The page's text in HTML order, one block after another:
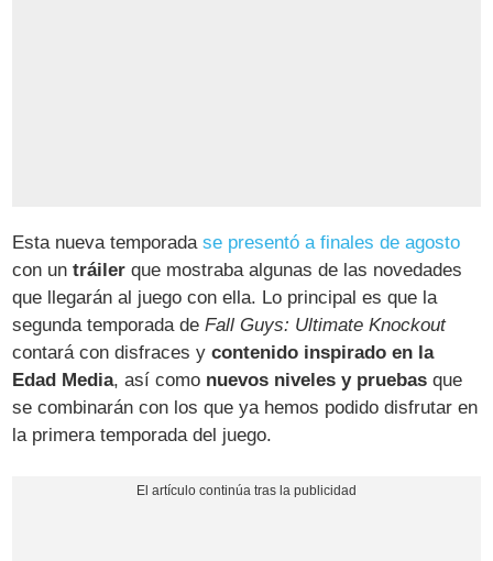
Esta nueva temporadase presentó a finales de agosto
con untráiler que mostraba algunas de las novedades
que llegarán al juego con ella. Lo principal es que la
segunda temporada deFall Guys: Ultimate Knockout
contará con disfraces ycontenido inspirado en la
Edad Media, así como nuevos niveles y pruebas que
se combinarán con los que ya hemos podido disfrutar en
la primera temporada del juego.